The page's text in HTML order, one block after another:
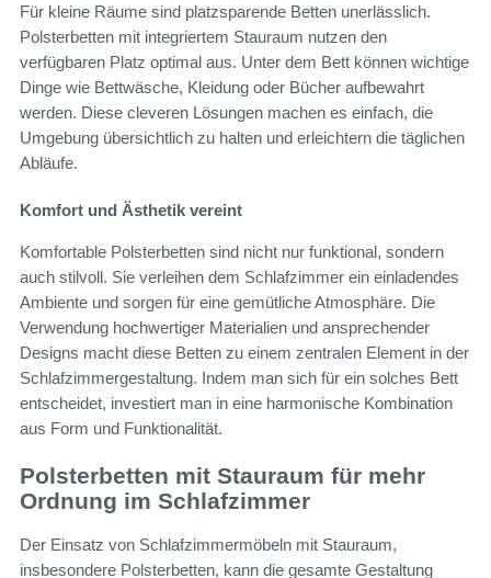
Für kleine Räume sind platzsparende Betten unerlässlich.
Polsterbetten mit integriertem Stauraum nutzen den
verfügbaren Platz optimal aus. Unter dem Bett können wichtige
Dinge wie Bettwäsche, Kleidung oder Bücher aufbewahrt
werden. Diese cleveren Lösungen machen es einfach, die
Umgebung übersichtlich zu halten und erleichtern die täglichen
Abläufe.
Komfort und Ästhetik vereint
Komfortable Polsterbetten sind nicht nur funktional, sondern
auch stilvoll. Sie verleihen dem Schlafzimmer ein einladendes
Ambiente und sorgen für eine gemütliche Atmosphäre. Die
Verwendung hochwertiger Materialien und ansprechender
Designs macht diese Betten zu einem zentralen Element in der
Schlafzimmergestaltung. Indem man sich für ein solches Bett
entscheidet, investiert man in eine harmonische Kombination
aus Form und Funktionalität.
Polsterbetten mit Stauraum für mehr
Ordnung im Schlafzimmer
Der Einsatz von Schlafzimmermöbeln mit Stauraum,
insbesondere Polsterbetten, kann die gesamte Gestaltung